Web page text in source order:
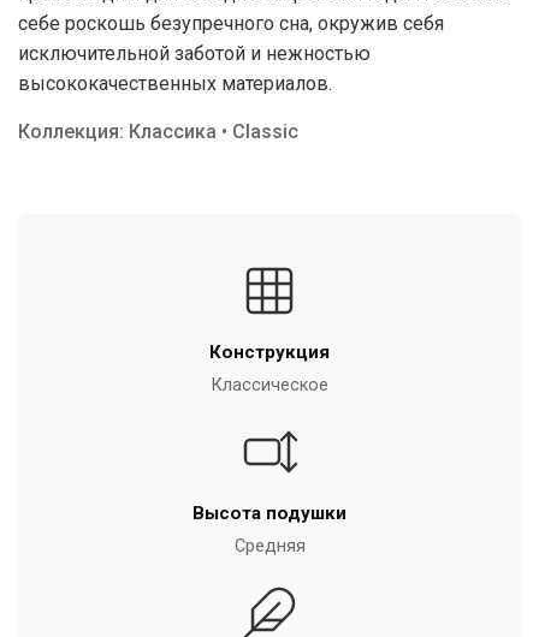
себе роскошь безупречного сна, окружив себя
исключительной заботой и нежностью
высококачественных материалов.
Коллекция: Классика • Classic
Конструкция
Классическое
Высота подушки
Средняя